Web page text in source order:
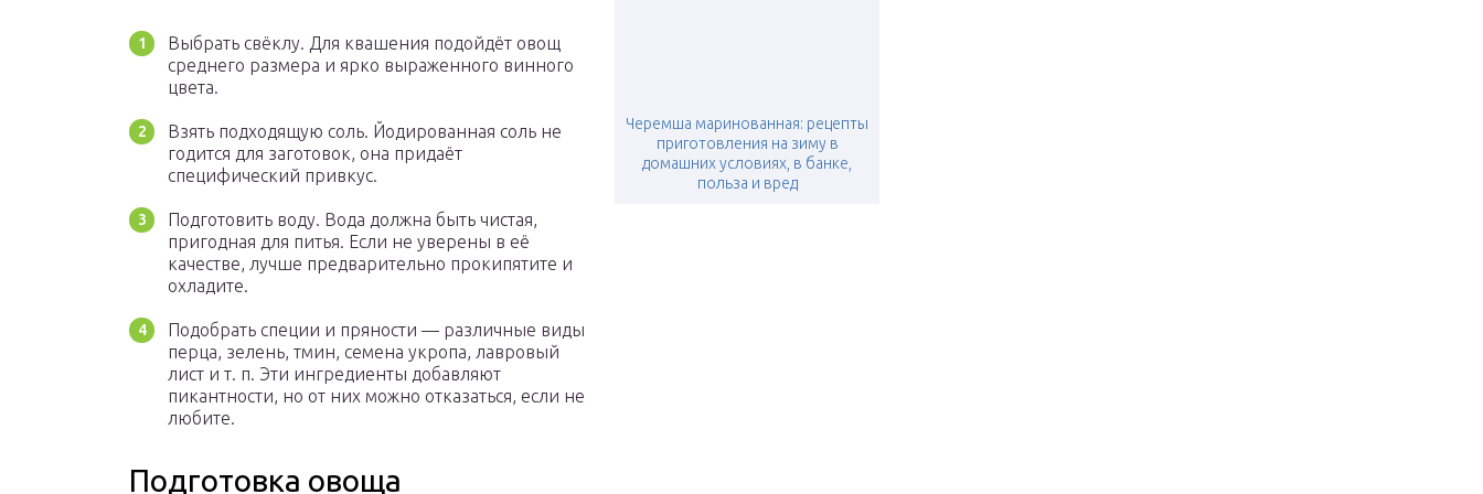
Черемша маринованная: рецепты
приготовления на зиму в
домашних условиях, в банке,
польза и вред
Выбрать свёклу. Для квашения подойдёт овощ
среднего размера и ярко выраженного винного
цвета.
Взять подходящую соль. Йодированная соль не
годится для заготовок, она придаёт
специфический привкус.
Подготовить воду. Вода должна быть чистая,
пригодная для питья. Если не уверены в её
качестве, лучше предварительно прокипятите и
охладите.
Подобрать специи и пряности — различные виды
перца, зелень, тмин, семена укропа, лавровый
лист и т. п. Эти ингредиенты добавляют
пикантности, но от них можно отказаться, если не
любите.
Подготовка овоща